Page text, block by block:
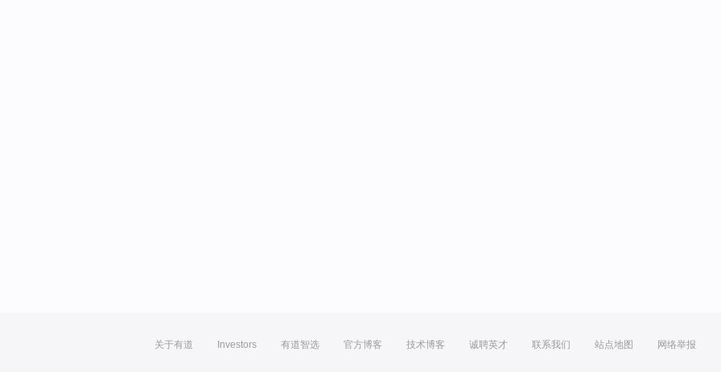
关于有道 Investors 有道智选 官方博客 技术博客 诚聘英才 联系我们 站点地图 网络举报